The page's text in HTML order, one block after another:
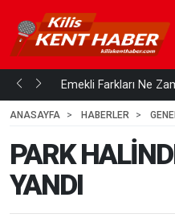
mi... Emekli Farkları Ne
ANASAYFA
HABERLER
PARK
YANDI